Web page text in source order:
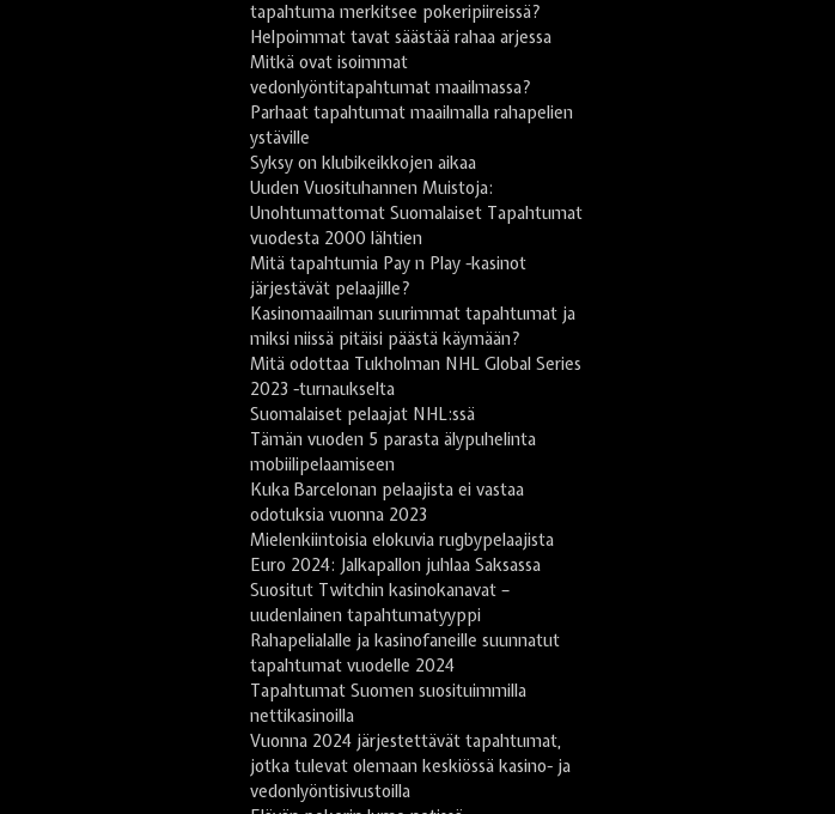
tapahtuma merkitsee pokeripiireissä?
Helpoimmat tavat säästää rahaa arjessa
Mitkä ovat isoimmat
vedonlyöntitapahtumat maailmassa?
Parhaat tapahtumat maailmalla rahapelien
ystäville
Syksy on klubikeikkojen aikaa
Uuden Vuosituhannen Muistoja:
Unohtumattomat Suomalaiset Tapahtumat
vuodesta 2000 lähtien
Mitä tapahtumia Pay n Play -kasinot
järjestävät pelaajille?
Kasinomaailman suurimmat tapahtumat ja
miksi niissä pitäisi päästä käymään?
Mitä odottaa Tukholman NHL Global Series
2023 -turnaukselta
Suomalaiset pelaajat NHL:ssä
Tämän vuoden 5 parasta älypuhelinta
mobiilipelaamiseen
Kuka Barcelonan pelaajista ei vastaa
odotuksia vuonna 2023
Mielenkiintoisia elokuvia rugbypelaajista
Euro 2024: Jalkapallon juhlaa Saksassa
Suositut Twitchin kasinokanavat –
uudenlainen tapahtumatyyppi
Rahapelialalle ja kasinofaneille suunnatut
tapahtumat vuodelle 2024
Tapahtumat Suomen suosituimmilla
nettikasinoilla
Vuonna 2024 järjestettävät tapahtumat,
jotka tulevat olemaan keskiössä kasino- ja
vedonlyöntisivustoilla